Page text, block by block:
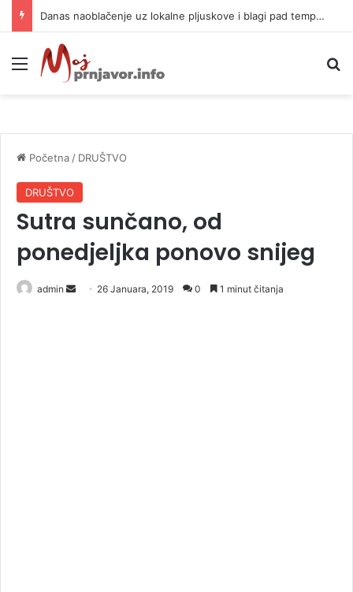
Danas naoblačenje uz lokalne pljuskove i blagi pad temperature
Meni
Početna / DRUŠTVO
DRUŠTVO
Sutra sunčano, od
ponedjeljka ponovo snijeg
admin 26 Januara, 2019 0 1 minut čitanja